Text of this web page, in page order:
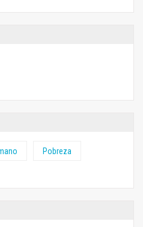
Pobreza